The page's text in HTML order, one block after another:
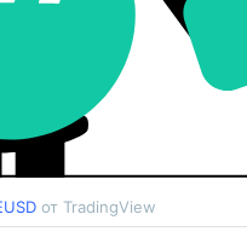
от TradingView